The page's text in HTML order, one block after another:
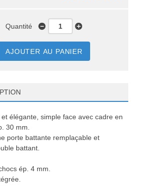
Quantité
AJOUTER AU PANIER
élégante, simple face avec cadre en
30 mm.
porte battante remplaçable et
battant.
ép. 4 mm.